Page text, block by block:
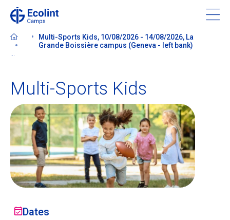
content
À propos de nos camps
Contactez-nous
Trouver un camp
Ecolint
Ecolint Camps
Multi-Sports Kids, 10/08/2026 - 14/08/2026, La
Grande Boissière campus (Geneva - left bank)
Multi-Sports Kids
Dates